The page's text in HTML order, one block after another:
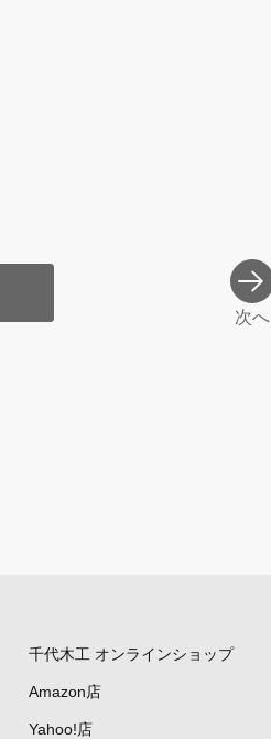
次へ
千代木工 オンラインショップ
Amazon店
Yahoo!店